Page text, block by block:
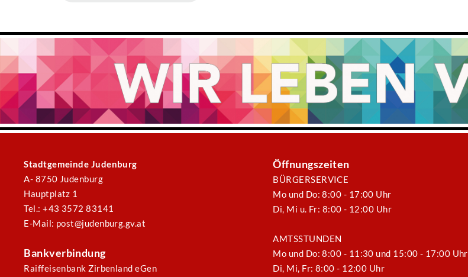
Stadtgemeinde Judenburg
A- 8750 Judenburg
Hauptplatz 1
Tel.: +43 3572 83141
E-Mail: post@judenburg.gv.at
Bankverbindung
Raiffeisenbank Zirbenland eGen
Öffnungszeiten
BÜRGERSERVICE
Mo und Do: 8:00 - 17:00 Uhr
Di, Mi u. Fr: 8:00 - 12:00 Uhr
AMTSSTUNDEN
Mo und Do: 8:00 - 11:30 und 15:00 - 17:00 Uhr
Di, Mi, Fr: 8:00 - 12:00 Uhr